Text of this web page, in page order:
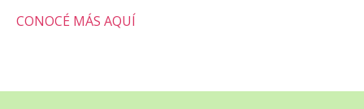
CONOCÉ MÁS AQUÍ